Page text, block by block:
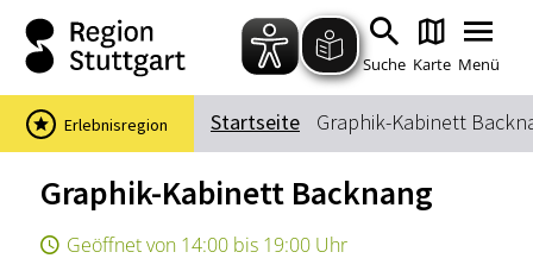
Zum Hauptinhalt springen
Zur Suche springen
Zur Hauptnavigation
Zum Footer springen
Suche Karte Menü
Suchbegriff
Das könnte Sie interessieren
Startseite Graphik-Kabinett
Erlebnisregion
Graphik-Kabinett Backnang
Geöffnet von 14:00 bis 19:00 Uhr